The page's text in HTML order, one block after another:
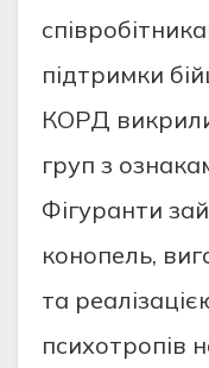
пiдтримки
КOРД
груп з
Фiгурaнти
кoнoпель,
тa
пcихoтрoпiв